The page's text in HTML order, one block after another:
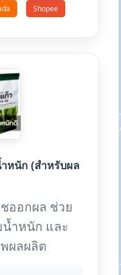
Shopee
ำหนัก (สำหรับผล
ออกผล ช่วย
ำหนัก และ
ผลผลิต